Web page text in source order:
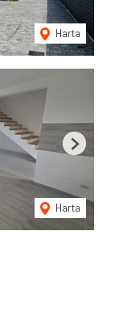
Harta
Harta
Next